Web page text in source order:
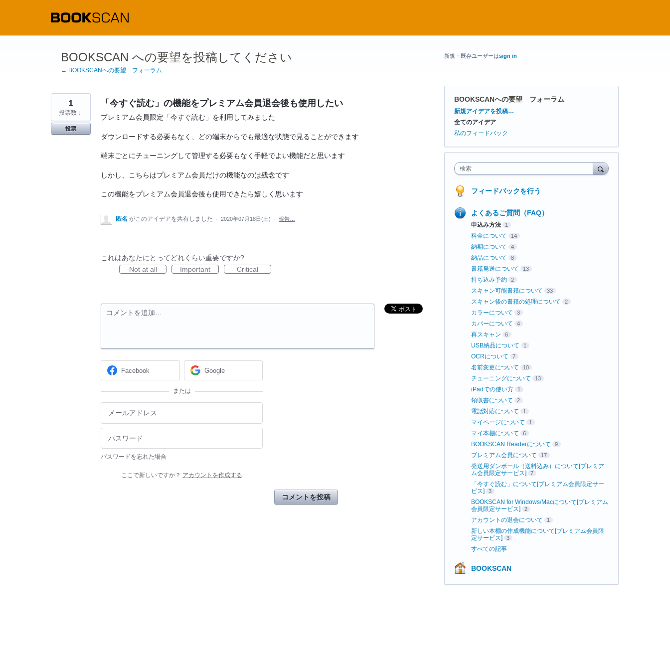
BOOKSCAN への要望を投稿してください
← BOOKSCANへの要望 フォーラム
「今すぐ読む」の機能をプレミアム会員退会後も使用したい
プレミアム会員限定「今すぐ読む」を利用してみました
ダウンロードする必要もなく、どの端末からでも最適な状態で見ることができます
端末ごとにチューニングして管理する必要もなく手軽でよい機能だと思います
しかし、こちらはプレミアム会員だけの機能なのは残念です
この機能をプレミアム会員退会後も使用できたら嬉しく思います
1
投票数：
投票
匿名 がこのアイデアを共有しました · 2020年07月18日(土) · 報告…
これはあなたにとってどれくらい重要ですか?
Not at all
Important Critical
コメントを追加…
Facebook Google
または
パスワードを忘れた場合
ここで新しいですか？ アカウントを作成する
コメントを投稿
新規・既存ユーザーはsign in
BOOKSCANへの要望 フォーラム
カ
ゴ
リ
新規アイデアを投稿…
全てのアイデア
私のフィードバック
検索
フィードバックを行う
よくあるご質問（FAQ）
申込み方法 1
料金について 14
納期について 4
納品について 8
書籍発送について 13
持ち込み予約 2
スキャン可能書籍について 33
スキャン後の書籍の処理について 2
カラーについて 3
カバーについて 4
再スキャン 6
USB納品について 1
OCRについて 7
名前変更について 10
チューニングについて 13
iPadでの使い方 1
領収書について 2
電話対応について 1
マイページについて 1
マイ本棚について 6
BOOKSCAN Readerについて 9
プレミアム会員について 17
発送用ダンボール（送料込み）について[プレミア
ム会員限定サービス]
7
「今すぐ読む」について[プレミアム会員限定サー
ビス]
3
BOOKSCAN for Windows/Macについて[プレミアム
会員限定サービス]
2
アカウントの退会について 1
新しい本棚の作成機能について[プレミアム会員限
定サービス]
3
すべての記事
BOOKSCAN